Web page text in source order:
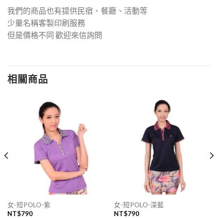
我們的商品也有提供民宿、餐廳、活動等
少量名稱客製印刷服務
但是價格不同 歡迎來信詢問
相關商品
女-短POLO-紫
NT$790
女-短POLO-深藍
NT$790